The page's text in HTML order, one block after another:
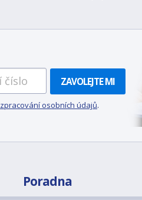
ZAVOLEJTE MI
osobních údajů.
Poradna